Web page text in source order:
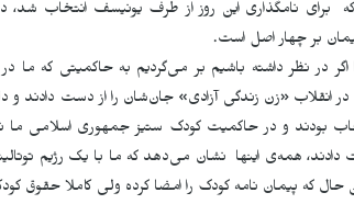
برای نامگذاری این روز از طرف یونیسف انتخاب شد،
بر چهار اصل است.
در نظر داشته باشیم بر می‌گردیم به حاکمیتی که ما
اسلامی تقریبا ۵۲ کودک تنها در انقلاب «زن زندگی آزادی» جان‌شان را از
بودند و در حاکمیت کودک‌ ستیز جمهوری اسلامی ما
دادند، همەی اینها نشان می‌دهد که ما با یک رژیم
حال که پیمان نامە کودک را امضا کرده ولی کاملا حقوق